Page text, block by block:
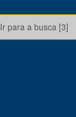
Ir para a busca [3]